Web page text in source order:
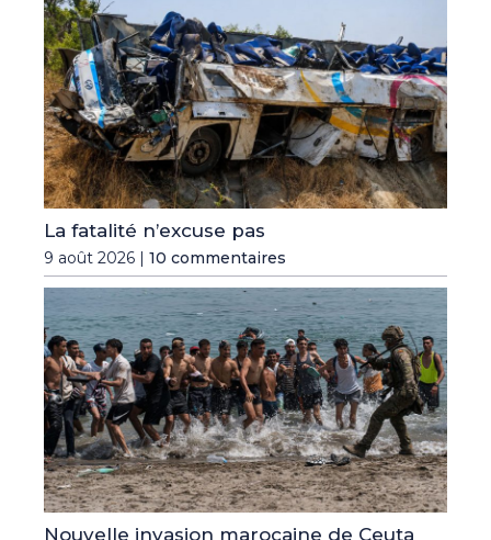
La fatalité n’excuse pas
9 août 2026 | 10 commentaires
Nouvelle invasion marocaine de Ceuta